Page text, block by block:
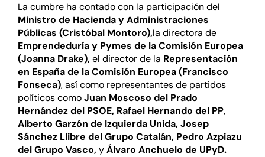
La cumbre ha contado con la participación del
Ministro de Hacienda y Administraciones
Públicas (Cristóbal Montoro),la directora de
Emprendeduría y Pymes de la Comisión Europea
(Joanna Drake),el director de la Representación
en España de la Comisión Europea (Francisco
Fonseca), así como representantes de partidos
políticos comoJuan Moscoso del Prado
Hernándezdel PSOE, Rafael Hernando del PP,
Alberto Garzón de Izquierda Unida, Josep
Sánchez Llibre del Grupo Catalán, Pedro Azpiazu
del Grupo Vasco,yÁlvaro Anchuelo de UPyD.